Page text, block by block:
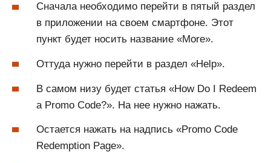
Сначала необходимо перейти в пятый раздел
в приложении на своем смартфоне. Этот
пункт будет носить название «More».
Оттуда нужно перейти в раздел «Help».
В самом низу будет статья «How Do I Redeem
a Promo Code?». На нее нужно нажать.
Остается нажать на надпись «Promo Code
Redemption Page».